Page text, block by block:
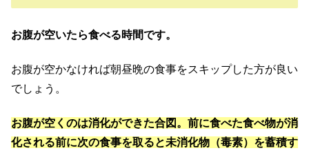
お腹が空いたら食べる時間です。
お腹が空かなければ朝昼晩の食事をスキップした方が良い
でしょう。
お腹が空くのは消化ができた合図。前に食べた食べ物が消
化される前に次の食事を取ると未消化物（毒素）を蓄積す